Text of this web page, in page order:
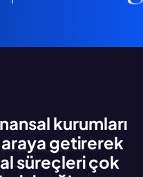
kurumları
getirerek
süreçleri çok